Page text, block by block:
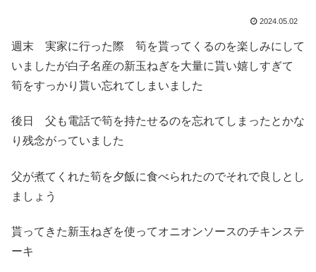
2024.05.02
週末 実家に行った際 筍を貰ってくるのを楽しみにして
いましたが白子名産の新玉ねぎを大量に貰い嬉しすぎて
筍をすっかり貰い忘れてしまいました
後日 父も電話で筍を持たせるのを忘れてしまったとかな
り残念がっていました
父が煮てくれた筍を夕飯に食べられたのでそれで良しとし
ましょう
貰ってきた新玉ねぎを使ってオニオンソースのチキンステ
ーキ